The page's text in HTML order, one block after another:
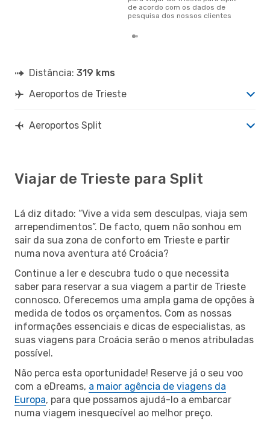
de acordo com os dados de
pesquisa dos nossos clientes
Distância: 319 kms
Aeroportos de Trieste
Aeroportos Split
Viajar de Trieste para Split
Lá diz ditado: “Vive a vida sem desculpas, viaja sem
arrependimentos”. De facto, quem não sonhou em
sair da sua zona de conforto em Trieste e partir
numa nova aventura até Croácia?
Continue a ler e descubra tudo o que necessita
saber para reservar a sua viagem a partir de Trieste
connosco. Oferecemos uma ampla gama de opções à
medida de todos os orçamentos. Com as nossas
informações essenciais e dicas de especialistas, as
suas viagens para Croácia serão o menos atribuladas
possível.
Não perca esta oportunidade! Reserve já o seu voo
com a eDreams, a maior agência de viagens da
Europa, para que possamos ajudá-lo a embarcar
numa viagem inesquecível ao melhor preço.